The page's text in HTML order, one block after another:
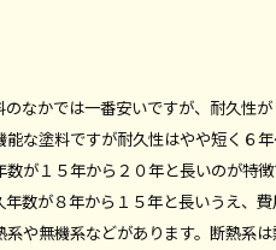
なかでは一番安いですが、耐久性が
な塗料ですが耐久性はやや短く６年
が１５年から２０年と長いのが特
数が８年から１５年と長いうえ、
や無機系などがあります。断熱系